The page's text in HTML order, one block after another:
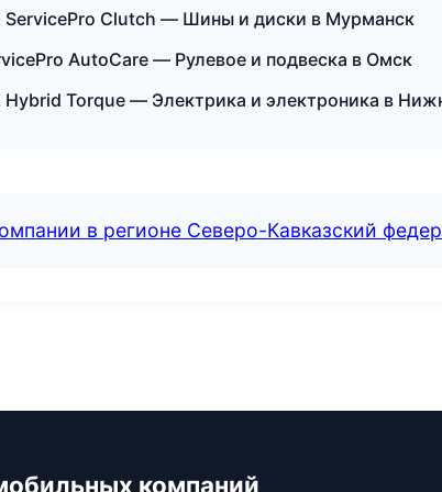
ServicePro Clutch — Шины и диски в Мурманск
AutoCare — Рулевое и подвеска в Омск
Hybrid Torque — Электрика и электроника в
в регионе Северо-Кавказский
компаний